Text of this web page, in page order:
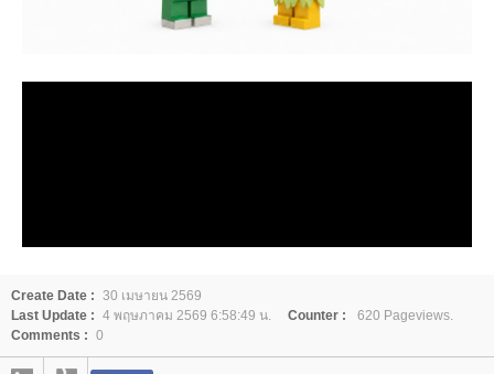
Create Date : 30 เมษายน 2569
Last Update : 4 พฤษภาคม 2569 6:58:49 น. Counter :
620 Pageviews.
Comments : 0